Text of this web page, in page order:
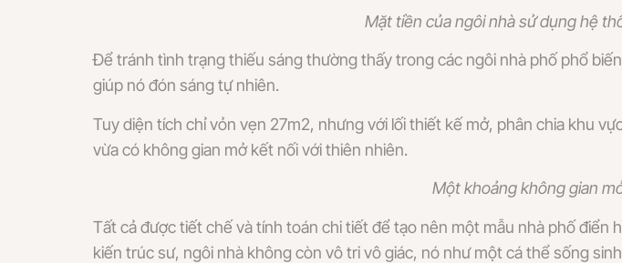
Mặt tiền của ngôi nhà sử dụng hệ
Để tránh tình trạng thiếu sáng thường thấy trong các ngôi nhà phố phổ
giúp nó đón sáng tự nhiên.
Tuy diện tích chỉ vỏn vẹn 27m2, nhưng với lối thiết kế mở, phân chia khu
vừa có không gian mở kết nối với thiên nhiên.
Một khoảng không gian
Tất cả được tiết chế và tính toán chi tiết để tạo nên một mẫu nhà phố điển
kiến trúc sư, ngôi nhà không còn vô tri vô giác, nó như một cá thể sống